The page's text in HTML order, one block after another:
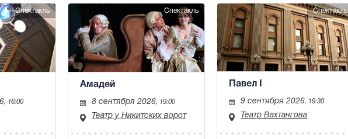
Спектакль
, 16:00
Спектакль
Амадей
8 сентября 2026, 19:00
Театр у Никитских ворот
Спектакль
Павел I
9 сентября 2026, 19:30
Театр Вахтангова